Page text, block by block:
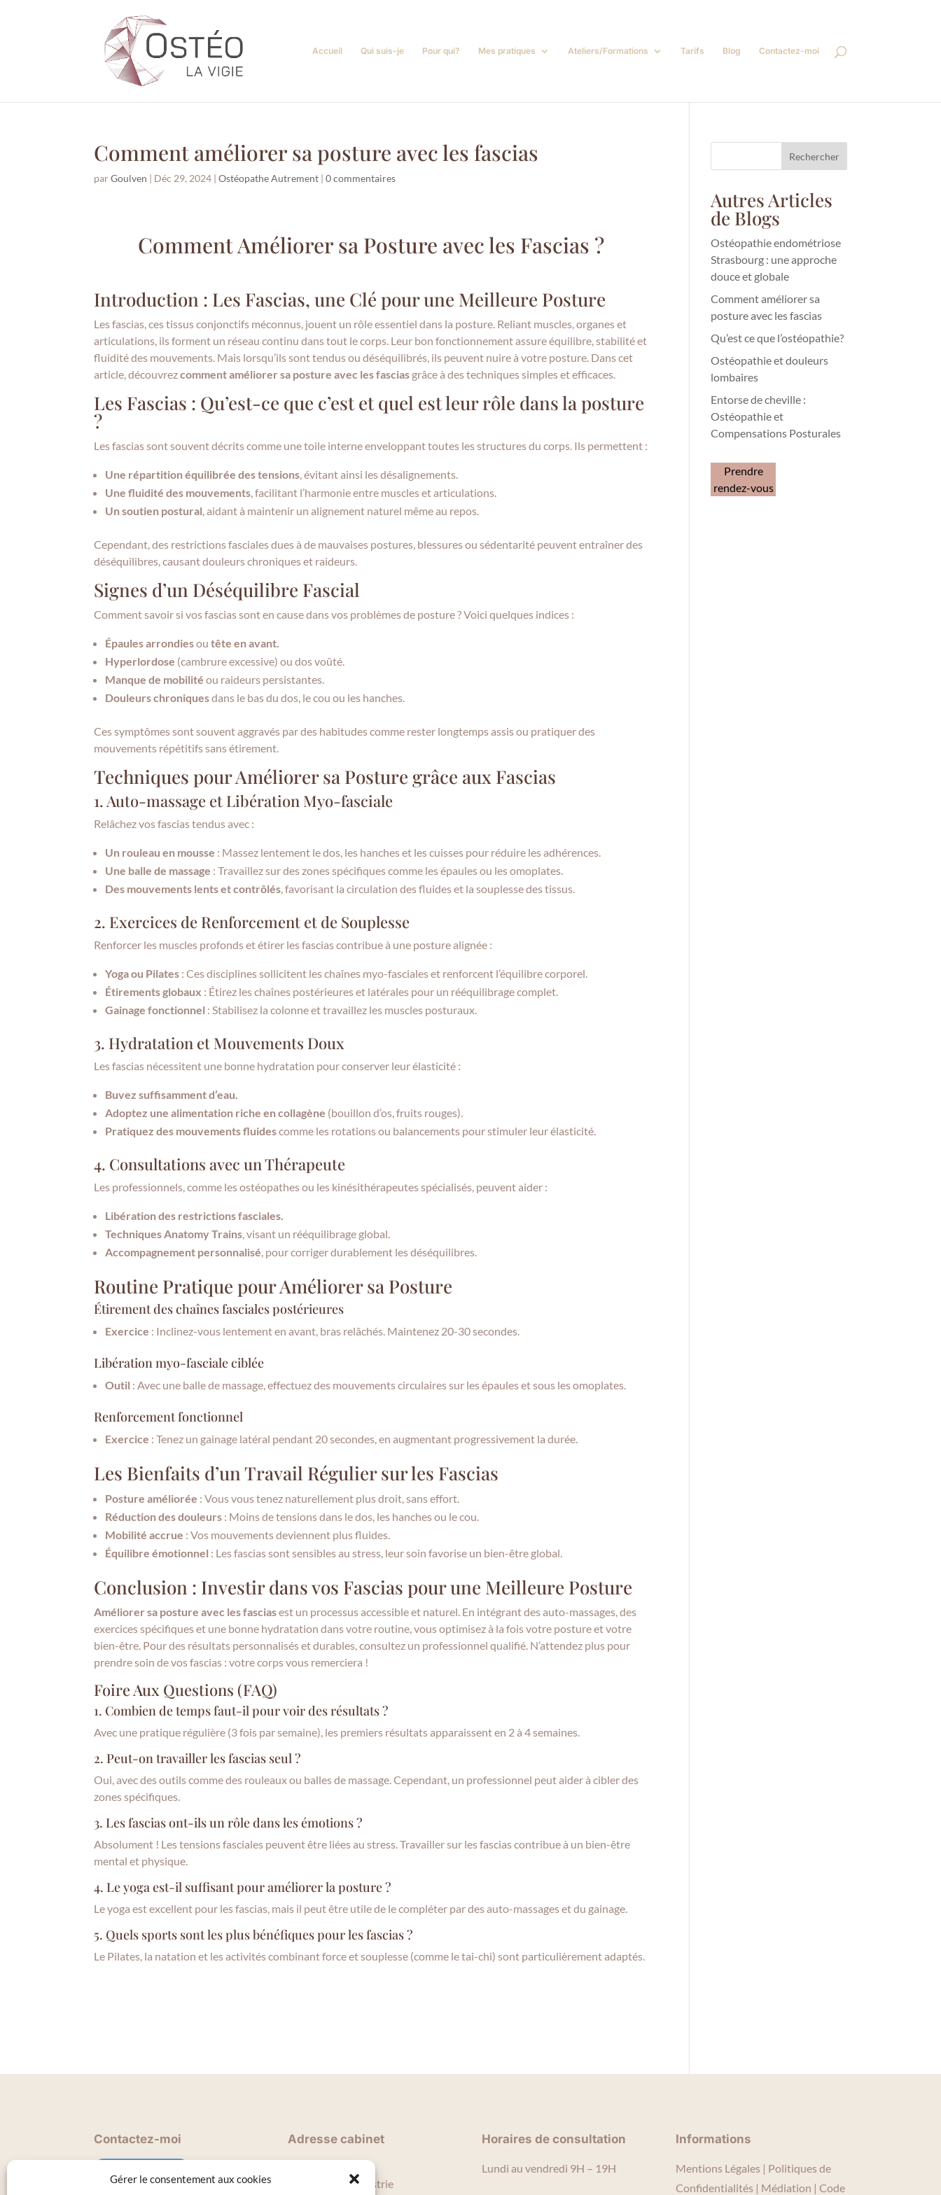
Gérer le consentement aux cookies
Accueil Qui suis-je Pour qui? Mes pratiques Ateliers/Formations Tarifs Blog Contactez-moi
Comment améliorer sa posture avec les fascias
parGoulven | Déc 29, 2024 |Ostéopathe Autrement |0 commentaires
Comment Améliorer sa Posture avec les Fascias ?
Introduction : Les Fascias, une Clé pour une Meilleure Posture
Les fascias, ces tissus conjonctifs méconnus, jouent un rôle essentiel dans la posture. Reliant muscles, organes et
articulations, ils forment un réseau continu dans tout le corps. Leur bon fonctionnement assure équilibre, stabilité et
fluidité des mouvements. Mais lorsqu’ils sont tendus ou déséquilibrés, ils peuvent nuire à votre posture. Dans cet
article, découvrezcomment améliorer sa posture avec les fascias grâce à des techniques simples et efficaces.
Les Fascias : Qu’est-ce que c’est et quel est leur rôle dans la posture
?
Les fascias sont souvent décrits comme une toile interne enveloppant toutes les structures du corps. Ils permettent :
Une répartition équilibrée des tensions, évitant ainsi les désalignements.
Une fluidité des mouvements, facilitant l’harmonie entre muscles et articulations.
Un soutien postural, aidant à maintenir un alignement naturel même au repos.
Cependant, des restrictions fasciales dues à de mauvaises postures, blessures ou sédentarité peuvent entraîner des
déséquilibres, causant douleurs chroniques et raideurs.
Signes d’un Déséquilibre Fascial
Comment savoir si vos fascias sont en cause dans vos problèmes de posture ? Voici quelques indices :
Épaules arrondiesoutête en avant.
Hyperlordose (cambrure excessive) ou dos voûté.
Manque de mobilité ou raideurs persistantes.
Douleurs chroniquesdans le bas du dos, le cou ou les hanches.
Ces symptômes sont souvent aggravés par des habitudes comme rester longtemps assis ou pratiquer des
mouvements répétitifs sans étirement.
Techniques pour Améliorer sa Posture grâce aux Fascias
1. Auto-massage et Libération Myo-fasciale
Relâchez vos fascias tendus avec :
Un rouleau en mousse : Massez lentement le dos, les hanches et les cuisses pour réduire les adhérences.
Une balle de massage : Travaillez sur des zones spécifiques comme les épaules ou les omoplates.
Des mouvements lents et contrôlés, favorisant la circulation des fluides et la souplesse des tissus.
2. Exercices de Renforcement et de Souplesse
Renforcer les muscles profonds et étirer les fascias contribue à une posture alignée :
Yoga ou Pilates : Ces disciplines sollicitent les chaînes myo-fasciales et renforcent l’équilibre corporel.
Étirements globaux : Étirez les chaînes postérieures et latérales pour un rééquilibrage complet.
Gainage fonctionnel : Stabilisez la colonne et travaillez les muscles posturaux.
3. Hydratation et Mouvements Doux
Les fascias nécessitent une bonne hydratation pour conserver leur élasticité :
Buvez suffisamment d’eau.
Adoptez une alimentation riche en collagène (bouillon d’os, fruits rouges).
Pratiquez des mouvements fluidescomme les rotations ou balancements pour stimuler leur élasticité.
4. Consultations avec un Thérapeute
Les professionnels, comme les ostéopathes ou les kinésithérapeutes spécialisés, peuvent aider :
Libération des restrictions fasciales.
Techniques Anatomy Trains, visant un rééquilibrage global.
Accompagnement personnalisé, pour corriger durablement les déséquilibres.
Routine Pratique pour Améliorer sa Posture
Étirement des chaînes fasciales postérieures
Exercice : Inclinez-vous lentement en avant, bras relâchés. Maintenez 20-30 secondes.
Libération myo-fasciale ciblée
Outil : Avec une balle de massage, effectuez des mouvements circulaires sur les épaules et sous les omoplates.
Renforcement fonctionnel
Exercice : Tenez un gainage latéral pendant 20 secondes, en augmentant progressivement la durée.
Les Bienfaits d’un Travail Régulier sur les Fascias
Posture améliorée : Vous vous tenez naturellement plus droit, sans effort.
Réduction des douleurs : Moins de tensions dans le dos, les hanches ou le cou.
Mobilité accrue : Vos mouvements deviennent plus fluides.
Équilibre émotionnel : Les fascias sont sensibles au stress, leur soin favorise un bien-être global.
Conclusion : Investir dans vos Fascias pour une Meilleure Posture
Améliorer sa posture avec les fasciasest un processus accessible et naturel. En intégrant des auto-massages, des
exercices spécifiques et une bonne hydratation dans votre routine, vous optimisez à la fois votre posture et votre
bien-être. Pour des résultats personnalisés et durables, consultez un professionnel qualifié. N’attendez plus pour
prendre soin de vos fascias : votre corps vous remerciera !
Foire Aux Questions (FAQ)
1. Combien de temps faut-il pour voir des résultats ?
Avec une pratique régulière (3 fois par semaine), les premiers résultats apparaissent en 2 à 4 semaines.
2. Peut-on travailler les fascias seul ?
Oui, avec des outils comme des rouleaux ou balles de massage. Cependant, un professionnel peut aider à cibler des
zones spécifiques.
3. Les fascias ont-ils un rôle dans les émotions ?
Absolument ! Les tensions fasciales peuvent être liées au stress. Travailler sur les fascias contribue à un bien-être
mental et physique.
4. Le yoga est-il suffisant pour améliorer la posture ?
Le yoga est excellent pour les fascias, mais il peut être utile de le compléter par des auto-massages et du gainage.
5. Quels sports sont les plus bénéfiques pour les fascias ?
Le Pilates, la natation et les activités combinant force et souplesse (comme le tai-chi) sont particulièrement adaptés.
Rechercher
Autres Articles
de Blogs
Ostéopathie endométriose
Strasbourg : une approche
douce et globale
Comment améliorer sa
posture avec les fascias
Qu’est ce que l’ostéopathie?
Ostéopathie et douleurs
lombaires
Entorse de cheville :
Ostéopathie et
Compensations Posturales
Prendre
rendez-vous
Contactez-moi
Rendez-vous
Adresse cabinet
1 Pt Rue de l’Industrie
Horaires de consultation
Lundi au vendredi 9H – 19H
Informations
Mentions Légales | Politiques de
Confidentialités | Médiation | Code